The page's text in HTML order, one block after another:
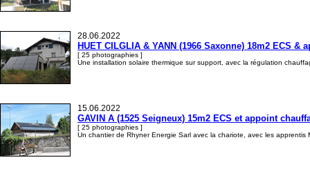
28.06.2022
HUET CILGLIA & YANN (1966 Saxonne) 18m2 ECS
[ 25 photographies ]
Une installation solaire thermique sur support, avec la régulation
15.06.2022
GAVIN A (1525 Seigneux) 15m2 ECS et appoint
[ 25 photographies ]
Un chantier de Rhyner Energie Sarl avec la chariote, avec les apprentis